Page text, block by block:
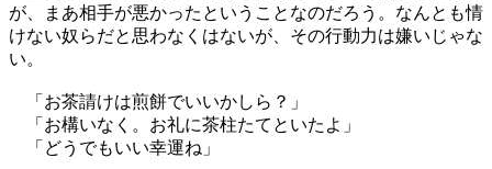
が、まあ相手が悪かったということなのだろう。なんとも情
けない奴らだと思わなくはないが、その行動力は嫌いじゃな
い。
「お茶請けは煎餅でいいかしら？」
「お構いなく。お礼に茶柱たてといたよ」
「どうでもいい幸運ね」